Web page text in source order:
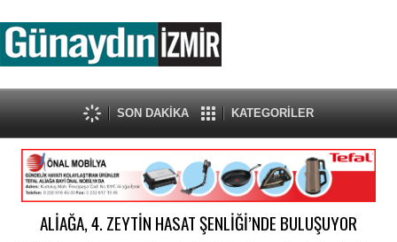
SON DAKİKA KATEGORİLER
ALİAĞA, 4. ZEYTİN HASAT ŞENLİĞİ’NDE BULUŞUYOR